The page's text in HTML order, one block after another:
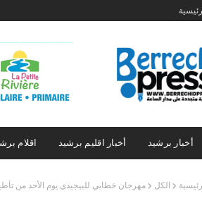
أخبار برشيد أخبار اقليم برشيد اقلام
الكل مهرجان خطابي للبيجيدي يوم الأحد من